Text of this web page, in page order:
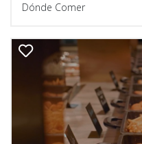
Dónde Comer